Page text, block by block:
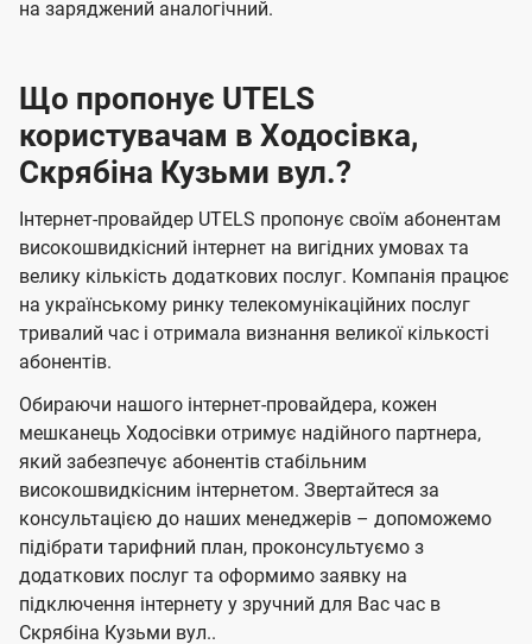
на заряджений аналогічний.
Що пропонує UTELS
користувачам в Ходосівка,
Скрябіна Кузьми вул.?
Інтернет-провайдер UTELS пропонує своїм абонентам
високошвидкісний інтернет на вигідних умовах та
велику кількість додаткових послуг. Компанія працює
на українському ринку телекомунікаційних послуг
тривалий час і отримала визнання великої кількості
абонентів.
Обираючи нашого інтернет-провайдера, кожен
мешканець Ходосівки отримує надійного партнера,
який забезпечує абонентів стабільним
високошвидкісним інтернетом. Звертайтеся за
консультацією до наших менеджерів – допоможемо
підібрати тарифний план, проконсультуємо з
додаткових послуг та оформимо заявку на
підключення інтернету у зручний для Вас час в
Скрябіна Кузьми вул..